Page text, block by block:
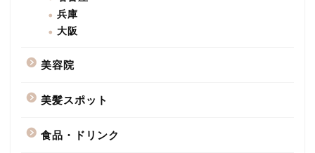
兵庫
大阪
美容院
美髪スポット
食品・ドリンク